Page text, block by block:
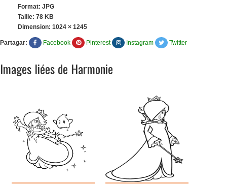
Format: JPG
Taille: 78 KB
Dimension: 1024 × 1245
Partagar: Facebook Pinterest Instagram Twitter
Images liées de Harmonie